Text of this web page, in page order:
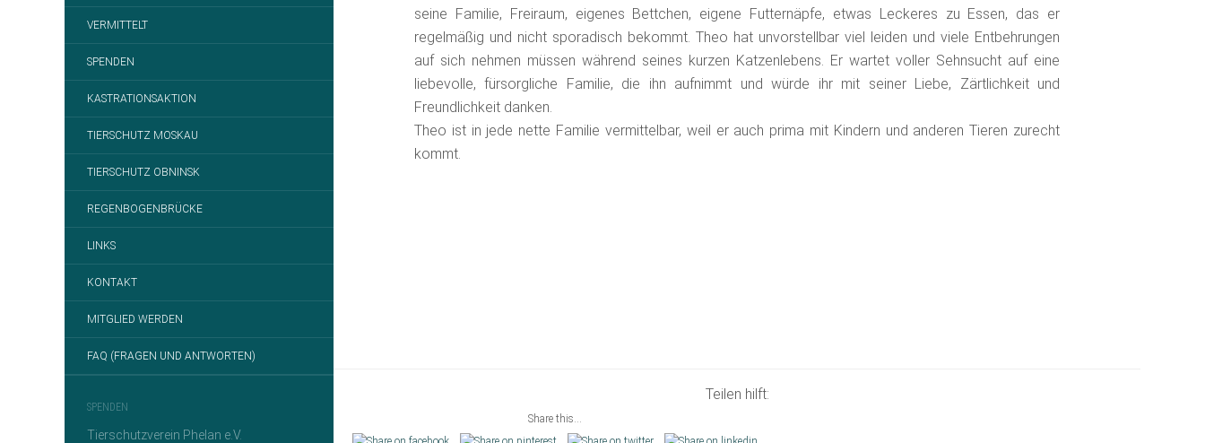
VERMITTELT
SPENDEN
KASTRATIONSAKTION
TIERSCHUTZ MOSKAU
TIERSCHUTZ OBNINSK
REGENBOGENBRÜCKE
LINKS
KONTAKT
MITGLIED WERDEN
FAQ (FRAGEN UND ANTWORTEN)
SPENDEN
Tierschutzverein Phelan e.V.
seine Familie, Freiraum, eigenes Bettchen, eigene Futternäpfe, etwas Leckeres zu Essen, das er
regelmäßig und nicht sporadisch bekommt. Theo hat unvorstellbar viel leiden und viele Entbehrungen
auf sich nehmen müssen während seines kurzen Katzenlebens. Er wartet voller Sehnsucht auf eine
liebevolle, fürsorgliche Familie, die ihn aufnimmt und würde ihr mit seiner Liebe, Zärtlichkeit und
Freundlichkeit danken.
Theo ist in jede nette Familie vermittelbar, weil er auch prima mit Kindern und anderen Tieren zurecht
kommt.
Teilen hilft:
Share this...